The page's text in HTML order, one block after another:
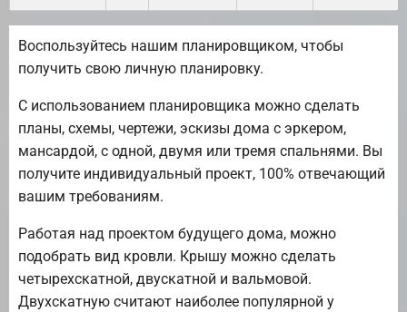
Воспользуйтесь нашим планировщиком, чтобы
получить свою личную планировку.
С использованием планировщика можно сделать
планы, схемы, чертежи, эскизы дома с эркером,
мансардой, с одной, двумя или тремя спальнями. Вы
получите индивидуальный проект, 100% отвечающий
вашим требованиям.
Работая над проектом будущего дома, можно
подобрать вид кровли. Крышу можно сделать
четырехскатной, двускатной и вальмовой.
Двухскатную считают наиболее популярной у